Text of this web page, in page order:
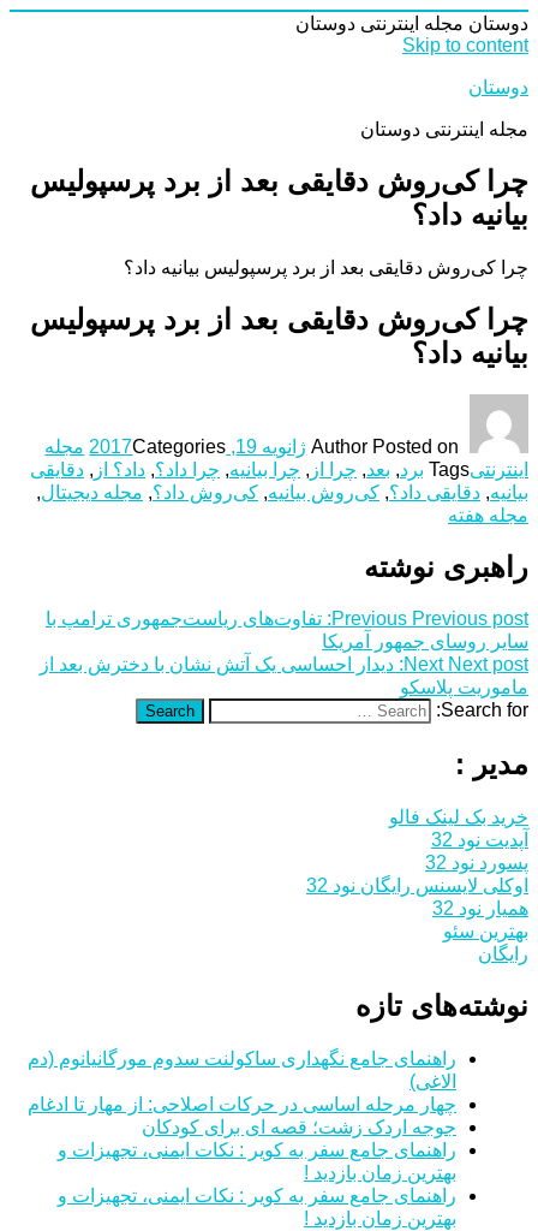
دوستان مجله اینترنتی دوستان
Skip to content
دوستان
مجله اینترنتی دوستان
چرا ‌کی‌روش دقایقی بعد از برد پرسپولیس
بیانیه داد؟
چرا ‌کی‌روش دقایقی بعد از برد پرسپولیس بیانیه داد؟
چرا ‌کی‌روش دقایقی بعد از برد پرسپولیس
بیانیه داد؟
Author Posted on ژانویه 19, 2017 Categories
مجله
اینترنتیTags برد, بعد, چرا از , چرا بیانیه, چرا داد؟, داد؟ از , دقایقی
بیانیه, دقایقی داد؟, ‌کی‌روش بیانیه, ‌کی‌روش داد؟, مجله دیجیتال,
مجله هفته
راهبری نوشته
Previous Previous post:
تفاوت‌های ریاست‌جمهوری ترامپ با
سایر روسای جمهور آمریکا
Next Next post:
دیدار احساسی یک آتش نشان با دخترش بعد از
ماموریت پلاسکو
Search for:
Search
مدیر :
خرید بک لینک فالو
آپدیت نود 32
پسورد نود 32
اوکلی لایسنس رایگان نود 32
همیار نود 32
بهترین سئو
رایگان
نوشته‌های تازه
راهنمای جامع نگهداری ساکولنت سدوم مورگانیانوم (دم
الاغی)
چهار مرحله اساسی در حرکات اصلاحی: از مهار تا ادغام
جوجه اردک زشت؛ قصه ای برای کودکان
راهنمای جامع سفر به کویر : نکات ایمنی، تجهیزات و
بهترین زمان بازدید !
راهنمای جامع سفر به کویر : نکات ایمنی، تجهیزات و
بهترین زمان بازدید !